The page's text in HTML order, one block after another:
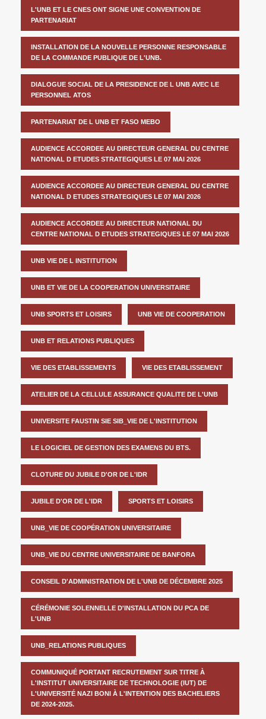
L'UNB ET LE CNES ONT SIGNE UNE CONVENTION DE
PARTENARIAT
INSTALLATION DE LA NOUVELLE PERSONNE RESPONSABLE
DE LA COMMANDE PUBLIQUE DE L'UNB.
DIALOGUE SOCIAL DE LA PRESIDENCE DE L UNB AVEC LE
PERSONNEL ATOS
PARTENARIAT DE L UNB ET FASO MEBO
AUDIENCE ACCORDEE AU DIRECTEUR GENERAL DU CENTRE
NATIONAL D ETUDES STRATEGIQUES LE 07 MAI 2026
AUDIENCE ACCORDEE AU DIRECTEUR GENERAL DU CENTRE
NATIONAL D ETUDES STRATEGIQUES LE 07 MAI 2026
AUDIENCE ACCORDEE AU DIRECTEUR NATIONAL DU
CENTRE NATIONAL D ETUDES STRATEGIQUES LE 07 MAI 2026
UNB VIE DE L INSTITUTION
UNB ET VIE DE LA COOPERATION UNIVERSITAIRE
UNB SPORTS ET LOISIRS UNB VIE DE COOPERATION
UNB ET RELATIONS PUBLIQUES
VIE DES ETABLISSEMENTS VIE DES ETABLISSEMENT
ATELIER DE LA CELLULE ASSURANCE QUALITE DE L'UNB
UNIVERSITE FAUSTIN SIE SIB_VIE DE L'INSTITUTION
LE LOGICIEL DE GESTION DES EXAMENS DU BTS.
CLOTURE DU JUBILE D'OR DE L'IDR
JUBILE D'OR DE L'IDR SPORTS ET LOISIRS
UNB_VIE DE COOPÉRATION UNIVERSITAIRE
UNB_VIE DU CENTRE UNIVERSITAIRE DE BANFORA
CONSEIL D'ADMINISTRATION DE L'UNB DE DÉCEMBRE 2025
CÉRÉMONIE SOLENNELLE D'INSTALLATION DU PCA DE
L'UNB
UNB_RELATIONS PUBLIQUES
COMMUNIQUÉ PORTANT RECRUTEMENT SUR TITRE À
L'INSTITUT UNIVERSITAIRE DE TECHNOLOGIE (IUT) DE
L'UNIVERSITÉ NAZI BONI À L'INTENTION DES BACHELIERS
DE 2024-2025.